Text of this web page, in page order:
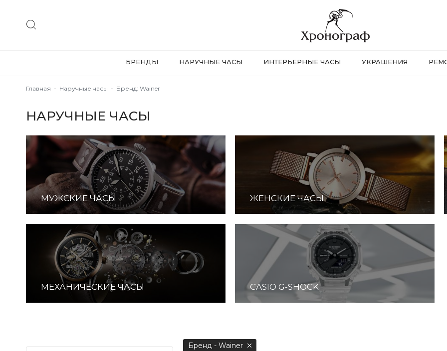
БРЕНДЫ НАРУЧНЫЕ ЧАСЫ ИНТЕРЬЕРНЫЕ ЧАСЫ УКРАШЕНИЯ
Главная - Наручные часы - Бренд: Wainer
НАРУЧНЫЕ ЧАСЫ
МУЖСКИЕ ЧАСЫ ЖЕНСКИЕ ЧАСЫ
МЕХАНИЧЕСКИЕ ЧАСЫ CASIO G-SHOCK
Бренд - Wainer